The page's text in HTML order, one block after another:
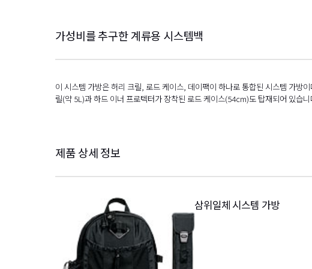
가성비를 추구한 계류용 시스템백
이 시스템 가방은 허리 크릴, 로드 케이스, 데이팩이 하나로 통합된 시스템 가방
릴(약 5L)과 하드 이너 프로텍터가 장착된 로드 케이스(54cm)도 탑재되어 있습니
제품 상세 정보
삼위일체 시스템 가방